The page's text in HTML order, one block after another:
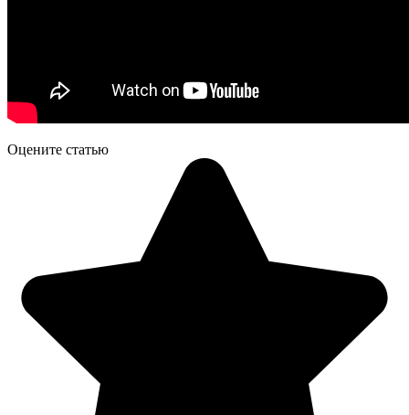
Оцените статью